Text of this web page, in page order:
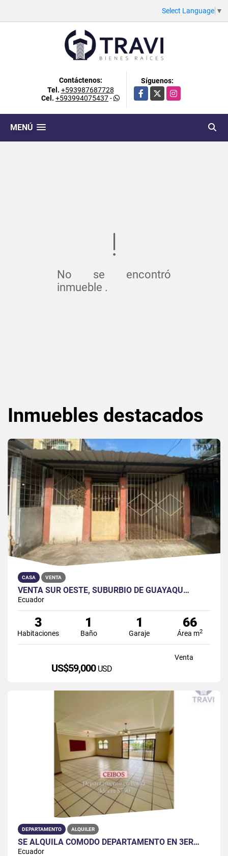
Select Language ▼
Contáctenos:
Tel. +593987687728
Cel. +593994075437-
Síguenos:
Facebook
X Instagram
MENÚ
No se encontró
inmueble .
Inmuebles destacados
CASA VENTA
VENTA SUR OESTE, SUBURBIO DE GUAYAQU…
Ecuador
3
Habitaciones
1
Baño
1
Garaje
66
Área m2
Venta
US$59,000 USD
DEPARTAMENTO ALQUILER
SE ALQUILA CÓMODO DEPARTAMENTO EN 3ER…
Ecuador